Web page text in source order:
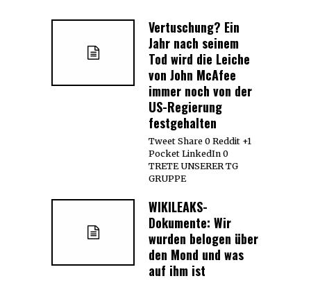
Vertuschung? Ein
Jahr nach seinem
Tod wird die Leiche
von John McAfee
immer noch von der
US-Regierung
festgehalten
Tweet Share 0 Reddit +1
Pocket LinkedIn 0
TRETE UNSERER TG
GRUPPE
WIKILEAKS-
Dokumente: Wir
wurden belogen über
den Mond und was
auf ihm ist